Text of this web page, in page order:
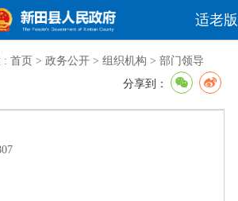
适老版
: 首页 > 政务公开 > 组织机构 > 部门领导
分享到：